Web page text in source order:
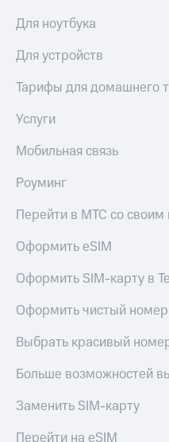
Для ноутбука
Для устройств
Тарифы для домашнего
Услуги
Мобильная связь
Роуминг
Перейти в МТС со
Оформить eSIM
Оформить SIM-карту в
Оформить чистый номер
Выбрать красивый
Больше возможностей
Заменить SIM-карту
Перейти на eSIM